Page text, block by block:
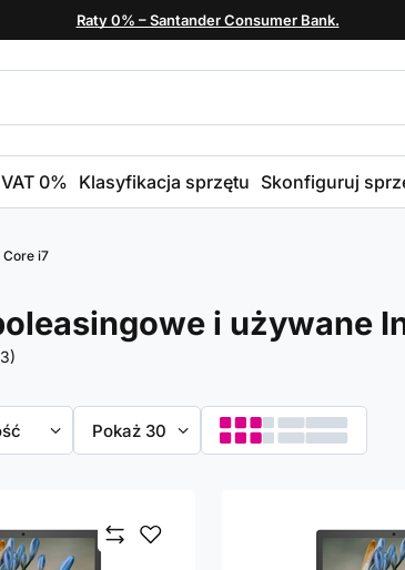
Raty 0% – Santander Consumer Bank.
VAT 0% Klasyfikacja sprzętu Skonfiguruj
Core i7
i używane
)
Zmień ilość wyświetlanych produktów
Pokaż 30